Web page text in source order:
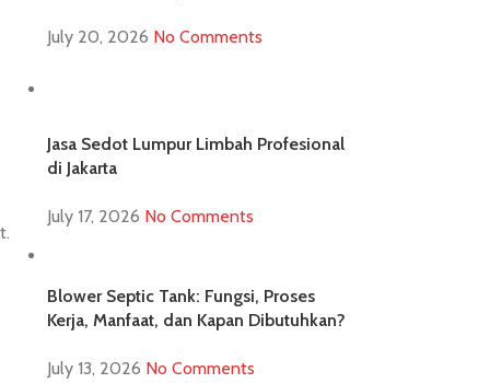
July 20, 2026 No Comments
Jasa Sedot Lumpur Limbah Profesional
di Jakarta
July 17, 2026 No Comments
Blower Septic Tank: Fungsi, Proses
Kerja, Manfaat, dan Kapan Dibutuhkan?
July 13, 2026 No Comments